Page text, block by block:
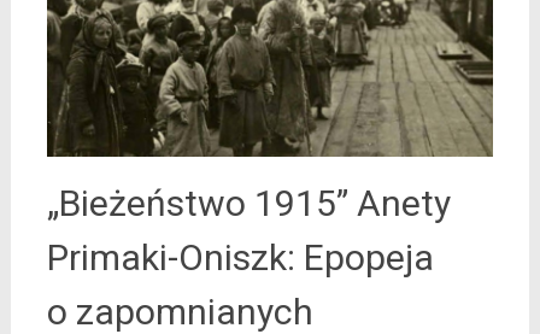
„Bieżeństwo 1915” Anety
Primaki-Oniszk: Epopeja
o zapomnianych